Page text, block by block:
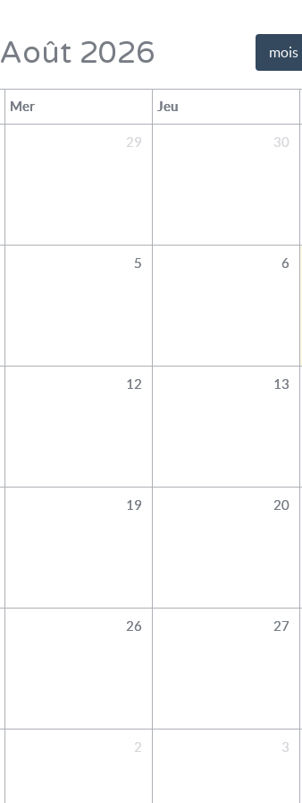
Août 2026 mois
Mer Jeu
29 30
5 6
12 13
19 20
26 27
2 3